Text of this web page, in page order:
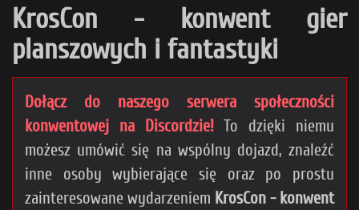
KrosCon - konwent gier
planszowych i fantastyki
Dołącz do naszego serwera społeczności
konwentowej na Discordzie!To dzięki niemu
możesz umówić się na wspólny dojazd, znaleźć
inne osoby wybierające się oraz po prostu
zainteresowane wydarzeniem KrosCon - konwent